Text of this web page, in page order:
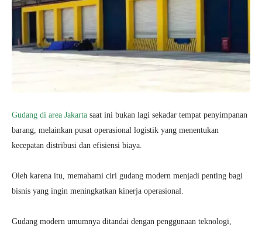
Gudang di area Jakarta saat ini bukan lagi sekadar tempat penyimpanan
barang, melainkan pusat operasional logistik yang menentukan
kecepatan distribusi dan efisiensi biaya.
Oleh karena itu, memahami ciri gudang modern menjadi penting bagi
bisnis yang ingin meningkatkan kinerja operasional.
Gudang modern umumnya ditandai dengan penggunaan teknologi,